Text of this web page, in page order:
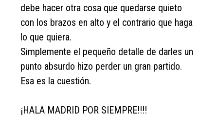
debe hacer otra cosa que quedarse quieto
con los brazos en alto y el contrario que haga
lo que quiera.
Simplemente el pequeño detalle de darles un
punto absurdo hizo perder un gran partido.
Esa es la cuestión.
¡HALA MADRID POR SIEMPRE!!!!